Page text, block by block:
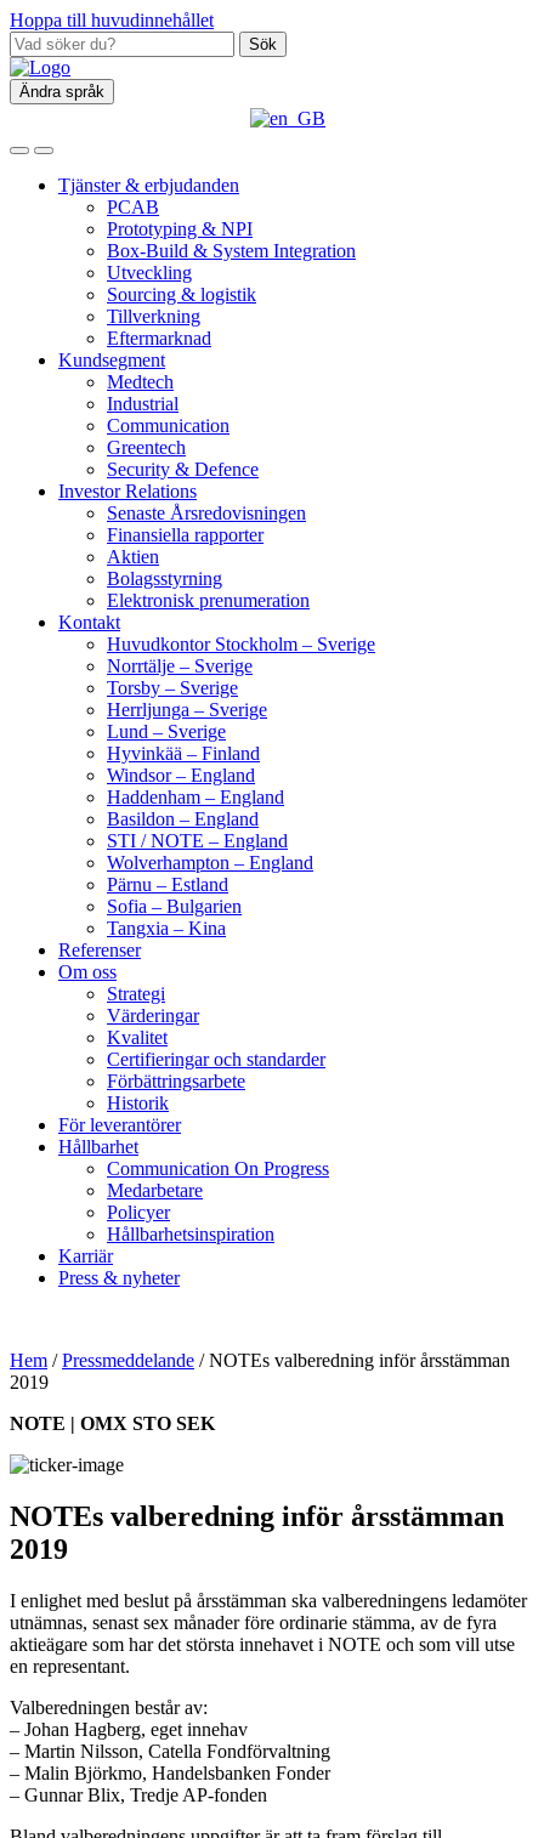
Hoppa till huvudinnehållet
Sök
Ändra språk
Tjänster & erbjudanden
PCAB
Prototyping & NPI
Box‑Build & System Integration
Utveckling
Sourcing & logistik
Tillverkning
Eftermarknad
Kundsegment
Medtech
Industrial
Communication
Greentech
Security & Defence
Investor Relations
Senaste Årsredovisningen
Finansiella rapporter
Aktien
Bolagsstyrning
Elektronisk prenumeration
Kontakt
Huvudkontor Stockholm – Sverige
Norrtälje – Sverige
Torsby – Sverige
Herrljunga – Sverige
Lund – Sverige
Hyvinkää – Finland
Windsor – England
Haddenham – England
Basildon – England
STI / NOTE – England
Wolverhampton – England
Pärnu – Estland
Sofia – Bulgarien
Tangxia – Kina
Referenser
Om oss
Strategi
Värderingar
Kvalitet
Certifieringar och standarder
Förbättringsarbete
Historik
För leverantörer
Hållbarhet
Communication On Progress
Medarbetare
Policyer
Hållbarhetsinspiration
Karriär
Press & nyheter
Hem /Pressmeddelande /NOTEs valberedning inför årsstämman
2019
NOTE | OMX STO SEK
NOTEs valberedning inför årsstämman
2019
I enlighet med beslut på årsstämman ska valberedningens ledamöter
utnämnas, senast sex månader före ordinarie stämma, av de fyra
aktieägare som har det största innehavet i NOTE och som vill utse
en representant.
Valberedningen består av:
– Johan Hagberg, eget innehav
– Martin Nilsson, Catella Fondförvaltning
– Malin Björkmo, Handelsbanken Fonder
– Gunnar Blix, Tredje AP-fonden